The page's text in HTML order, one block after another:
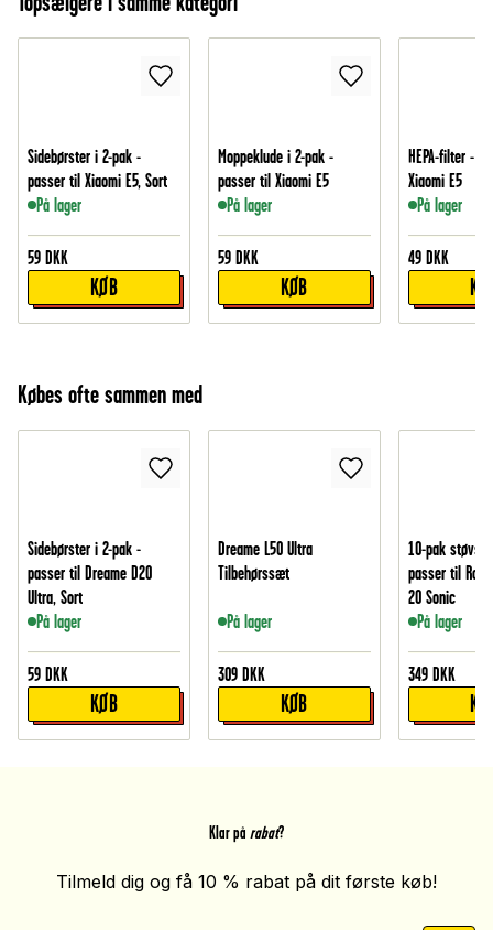
Sidebørster i 2-pak -
passer til Xiaomi E5, Sort
På lager
59 DKK
KØB
Moppeklude i 2-pak -
passer til Xiaomi E5
På lager
59 DKK
KØB
HEPA-filter -
Xiaomi E5
På lager
49 DKK
Købes ofte sammen med
Sidebørster i 2-pak -
passer til Dreame D20
Ultra, Sort
På lager
59 DKK
KØB
Dreame L50 Ultra
Tilbehørssæt
På lager
309 DKK
KØB
10-pak
passer til
20 Sonic
På lager
349 DKK
Klar på rabat?
Tilmeld dig og få 10 % rabat på dit første køb!